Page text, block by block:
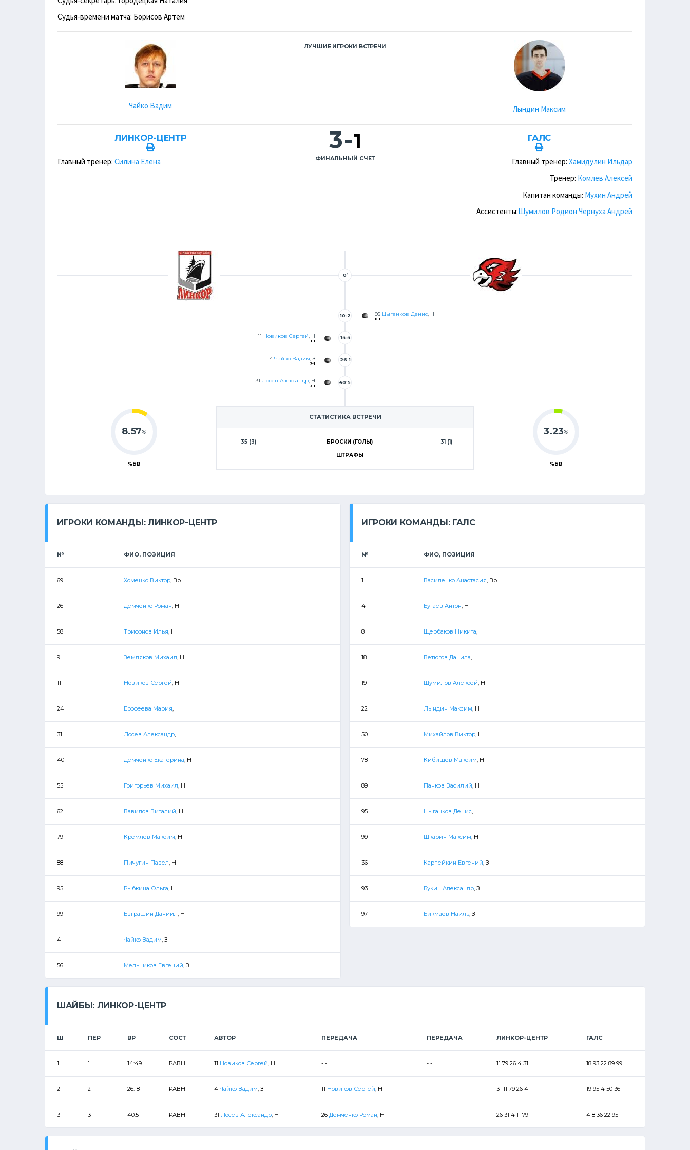
Судья-времени матча: Борисов Артём
Чайко Вадим
ЛУЧШИЕ ИГРОКИ ВСТРЕЧИ
Лындин Максим
ЛИНКОР-ЦЕНТР
Главный тренер: Силина Елена
3-1
ФИНАЛЬНЫЙ СЧЕТ
ГАЛС
Главный тренер: Хамидулин Ильдар
Тренер: Комлев Алексей
Капитан команды: Мухин Андрей
Ассистенты:Шумилов Родион Чернуха Андрей
0’
95 Цыганков Денис, Н
0-1
10:2
11 Новиков Сергей, Н
1-1
14:4
4Чайко Вадим, З
2-1
26:1
31 Лосев Александр, Н
3-1
40:5
СТАТИСТИКА ВСТРЕЧИ
35 (3) БРОСКИ (ГОЛЫ)
31 (1)
ШТРАФЫ
8.57%
%БВ
3.23%
%БВ
ИГРОКИ КОМАНДЫ: ЛИНКОР-ЦЕНТР
№ ФИО, ПОЗИЦИЯ
69 Хоменко Виктор, Вр.
26 Демченко Роман, Н
58 Трифонов Илья, Н
9 Земляков Михаил, Н
11 Новиков Сергей, Н
24 Ерофеева Мария, Н
31 Лосев Александр, Н
40 Демченко Екатерина, Н
55 Григорьев Михаил, Н
62 Вавилов Виталий, Н
79 Кремлев Максим, Н
88 Пичугин Павел, Н
95 Рыбкина Ольга, Н
99 Евграшин Даниил, Н
4 Чайко Вадим, З
56 Мельников Евгений, З
ИГРОКИ КОМАНДЫ: ГАЛС
№ ФИО, ПОЗИЦИЯ
1 Василенко Анастасия, Вр.
4 Бугаев Антон, Н
8 Щербаков Никита, Н
18 Ветюгов Данила, Н
19 Шумилов Алексей, Н
22 Лындин Максим, Н
50 Михайлов Виктор, Н
78 Кибишев Максим, Н
89 Панков Василий, Н
95 Цыганков Денис, Н
99 Шкарин Максим, Н
36 Карпейкин Евгений, З
93 Букин Александр, З
97 Бикмаев Наиль, З
ШАЙБЫ: ЛИНКОР-ЦЕНТР
Ш ПЕР ВР СОСТ АВТОР ПЕРЕДАЧА ПЕРЕДАЧА ЛИНКОР-ЦЕНТР ГАЛС
1 1 14:49 РАВН 11 Новиков Сергей, Н - - - - 11 79 26 4 31 18 93 22 89 99
2 2 26:18 РАВН 4 Чайко Вадим, З 11 Новиков Сергей, Н - - 31 11 79 26 4 19 95 4 50 36
3 3 40:51 РАВН 31 Лосев Александр, Н 26 Демченко Роман, Н - - 26 31 4 11 79 4 8 36 22 95